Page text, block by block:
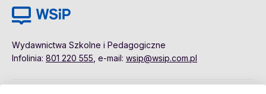
Wydawnictwa Szkolne i Pedagogiczne
Infolinia: 801 220 555 , e-mail: wsip@wsip.com.pl